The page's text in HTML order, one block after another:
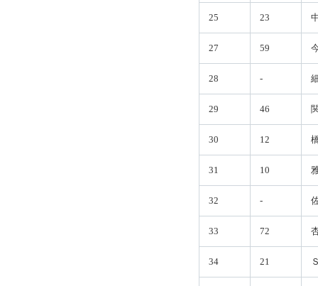
25 23
27 59
28 -
29 46
30 12
31 10
32 -
33 72
34 21